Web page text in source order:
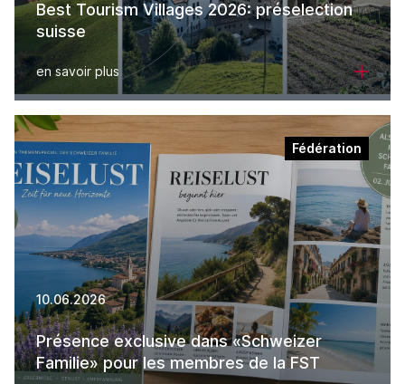
Best Tourism Villages 2026: préselection
suisse
en savoir plus
Fédération
10.06.2026
Présence exclusive dans «Schweizer
Familie» pour les membres de la FST